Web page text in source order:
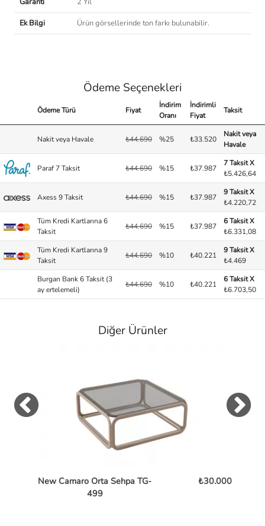
Ek Bilgi
Ürün görsellerinde ton farkı bulunabilir.
Ödeme Seçenekleri
Ödeme Türü Fiyat
İndirim
Oranı
İndirimli
Fiyat
Taksit
Nakit veya Havale ₺44.690 %25 ₺33.520
Nakit veya
Havale
Paraf 7 Taksit ₺44.690 %15 ₺37.987
7 Taksit X
₺5.426,64
Axess 9 Taksit ₺44.690 %15 ₺37.987
9 Taksit X
₺4.220,72
Tüm Kredi Kartlarına 6
Taksit
₺44.690 %15 ₺37.987
6 Taksit X
₺6.331,08
Tüm Kredi Kartlarına 9
Taksit
₺44.690 %10 ₺40.221
9 Taksit X
₺4.469
Burgan Bank 6 Taksit (3
ay ertelemeli)
₺44.690 %10 ₺40.221
6 Taksit X
₺6.703,50
Diğer Ürünler
New Camaro Orta Sehpa TG-
499
₺30.000